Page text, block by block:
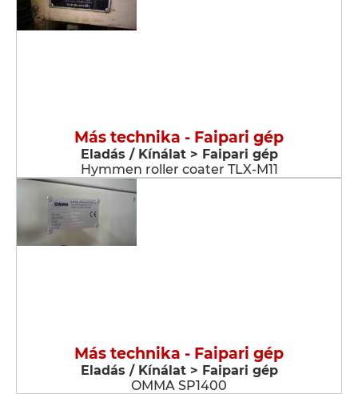
Más technika - Faipari gép
Eladás / Kínálat > Faipari gép
Hymmen roller coater TLX-M11
Más technika - Faipari gép
Eladás / Kínálat > Faipari gép
OMMA SP1400